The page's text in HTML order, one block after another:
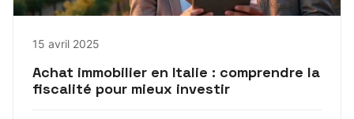
15 avril 2025
Achat immobilier en Italie : comprendre la
fiscalité pour mieux investir